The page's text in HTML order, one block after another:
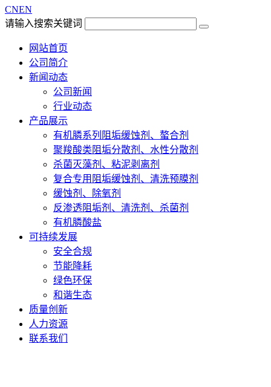
CNEN
请输入搜索关键词
网站首页
公司简介
新闻动态
公司新闻
行业动态
产品展示
有机膦系列阻垢缓蚀剂、螯合剂
聚羧酸类阻垢分散剂、水性分散剂
杀菌灭藻剂、粘泥剥离剂
复合专用阻垢缓蚀剂、清洗预膜剂
缓蚀剂、除氧剂
反渗透阻垢剂、清洗剂、杀菌剂
有机膦酸盐
可持续发展
安全合规
节能降耗
绿色环保
和谐生态
质量创新
人力资源
联系我们